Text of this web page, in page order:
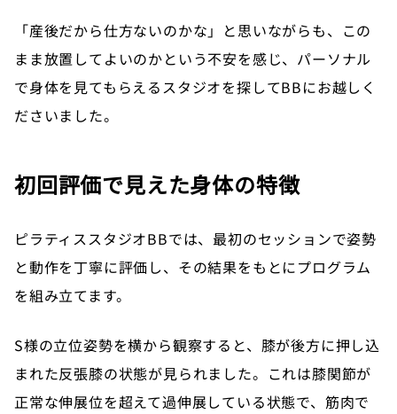
「産後だから仕方ないのかな」と思いながらも、この
まま放置してよいのかという不安を感じ、パーソナル
で身体を見てもらえるスタジオを探してBBにお越しく
ださいました。
初回評価で見えた身体の特徴
ピラティススタジオBBでは、最初のセッションで姿勢
と動作を丁寧に評価し、その結果をもとにプログラム
を組み立てます。
S様の立位姿勢を横から観察すると、膝が後方に押し込
まれた反張膝の状態が見られました。これは膝関節が
正常な伸展位を超えて過伸展している状態で、筋肉で